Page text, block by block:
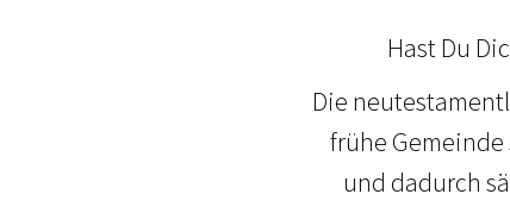
Hast Du
Die
frühe
und dadurch